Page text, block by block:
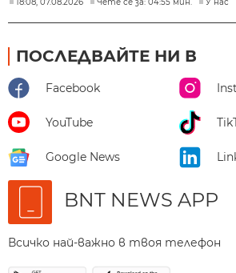
ПОСЛЕДВАЙТЕ НИ В
Facebook
YouTube
Google News
BNT NEWS APP
Всичко най-важно в твоя телефон